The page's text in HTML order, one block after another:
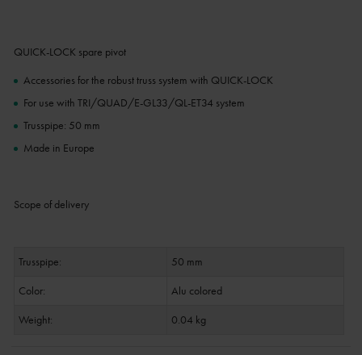
QUICK-LOCK spare pivot
Accessories for the robust truss system with QUICK-LOCK
For use with TRI/QUAD/E-GL33/QL-ET34 system
Trusspipe: 50 mm
Made in Europe
Scope of delivery
Trusspipe:
50 mm
Color:
Alu colored
Weight:
0.04 kg